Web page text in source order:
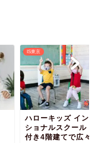
IS東京
ハローキッズ インタ
ショナルスクール
付き4階建てで広々